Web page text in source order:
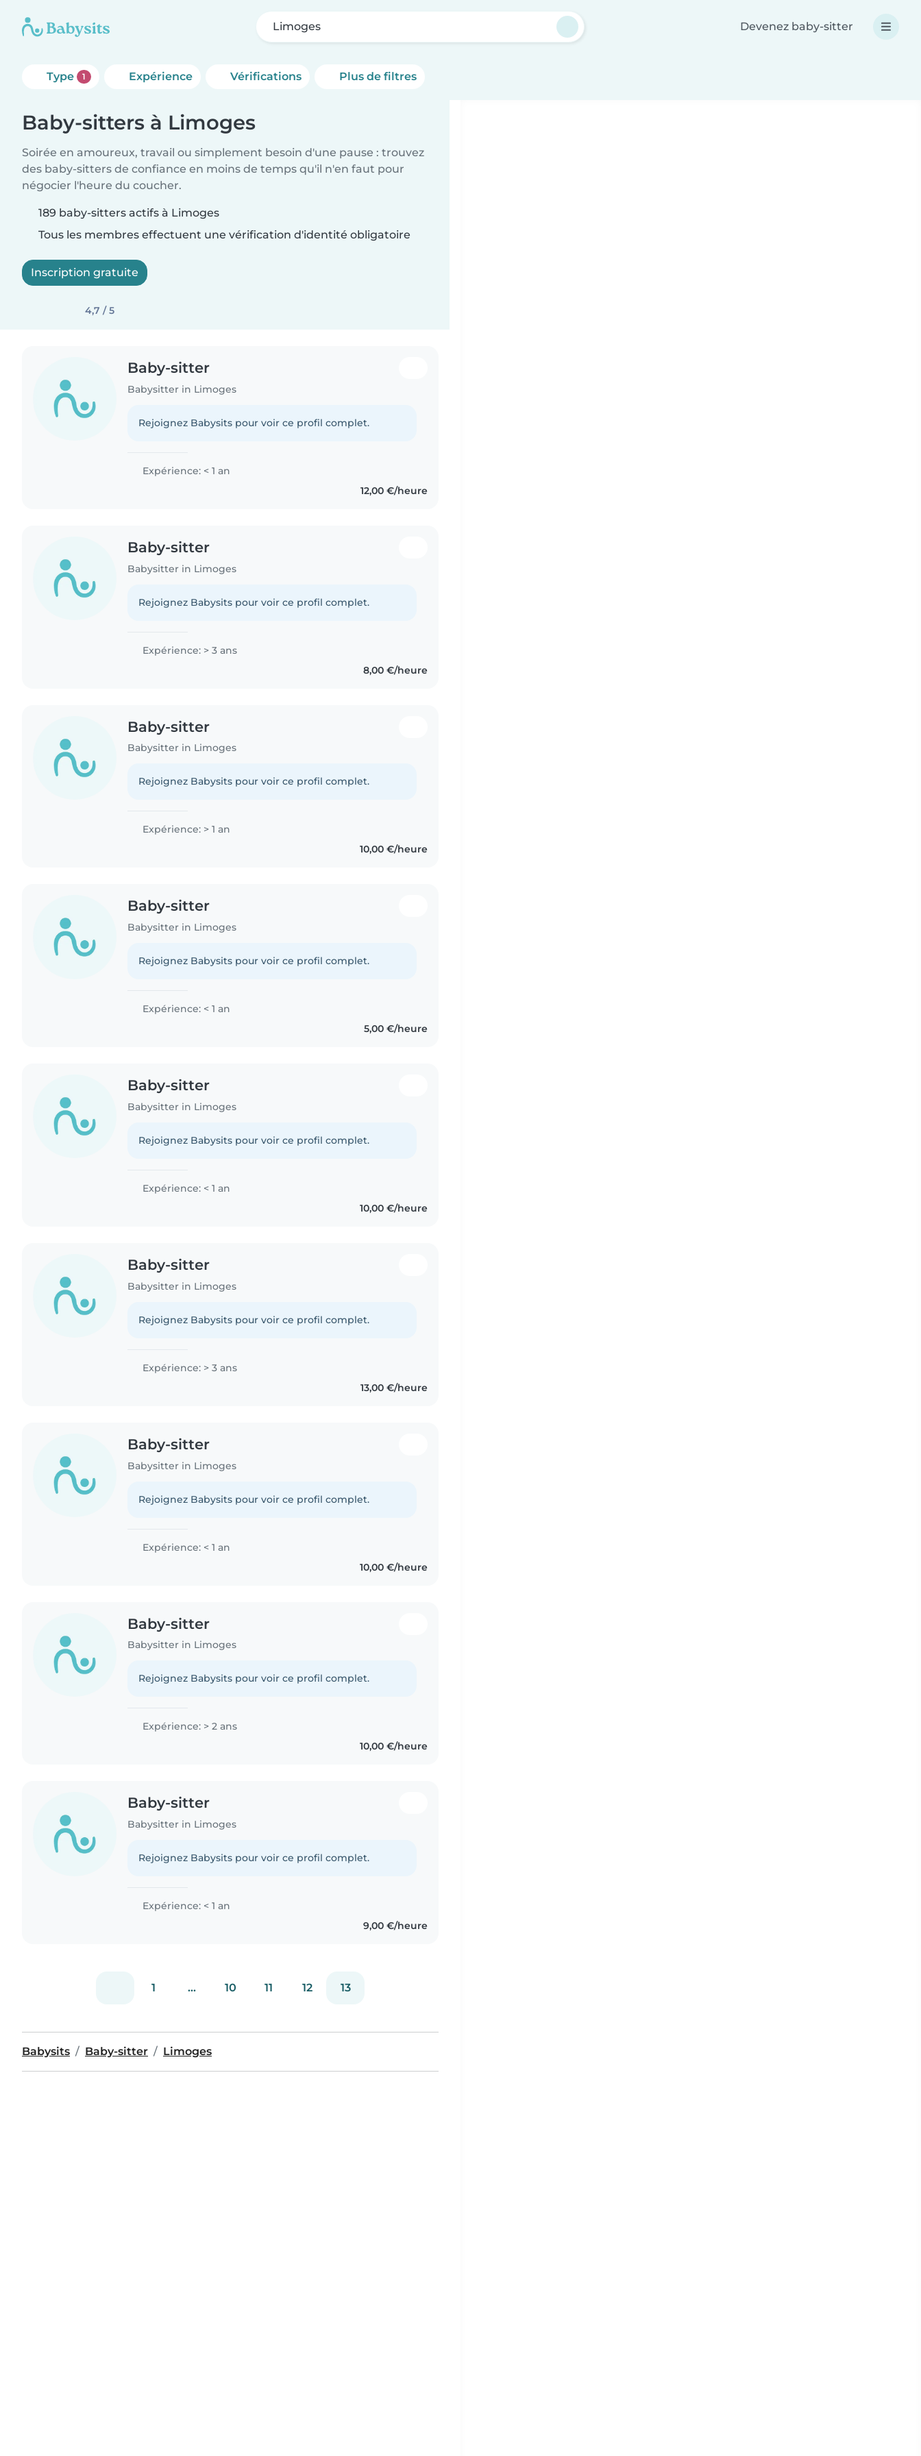
Limoges Devenez baby-sitter
Type 1 Expérience Vérifications Plus de filtres
Baby-sitters à Limoges
Soirée en amoureux, travail ou simplement besoin d'une pause : trouvez
des baby-sitters de confiance en moins de temps qu'il n'en faut pour
négocier l'heure du coucher.
189 baby-sitters actifs à Limoges
Tous les membres effectuent une vérification d'identité obligatoire
Inscription gratuite
4,7 / 5
Baby-sitter
Babysitter in Limoges
Rejoignez Babysits pour voir ce profil complet.
Expérience: < 1 an
12,00 €/heure
Baby-sitter
Babysitter in Limoges
Rejoignez Babysits pour voir ce profil complet.
Expérience: > 3 ans
8,00 €/heure
Baby-sitter
Babysitter in Limoges
Rejoignez Babysits pour voir ce profil complet.
Expérience: > 1 an
10,00 €/heure
Baby-sitter
Babysitter in Limoges
Rejoignez Babysits pour voir ce profil complet.
Expérience: < 1 an
5,00 €/heure
Baby-sitter
Babysitter in Limoges
Rejoignez Babysits pour voir ce profil complet.
Expérience: < 1 an
10,00 €/heure
Baby-sitter
Babysitter in Limoges
Rejoignez Babysits pour voir ce profil complet.
Expérience: > 3 ans
13,00 €/heure
Baby-sitter
Babysitter in Limoges
Rejoignez Babysits pour voir ce profil complet.
Expérience: < 1 an
10,00 €/heure
Baby-sitter
Babysitter in Limoges
Rejoignez Babysits pour voir ce profil complet.
Expérience: > 2 ans
10,00 €/heure
Baby-sitter
Babysitter in Limoges
Rejoignez Babysits pour voir ce profil complet.
Expérience: < 1 an
9,00 €/heure
1 ... 10 11 12 13
Babysits Baby-sitter Limoges